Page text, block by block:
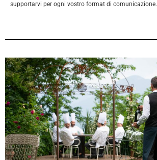
supportarvi per ogni vostro format di comunicazione.